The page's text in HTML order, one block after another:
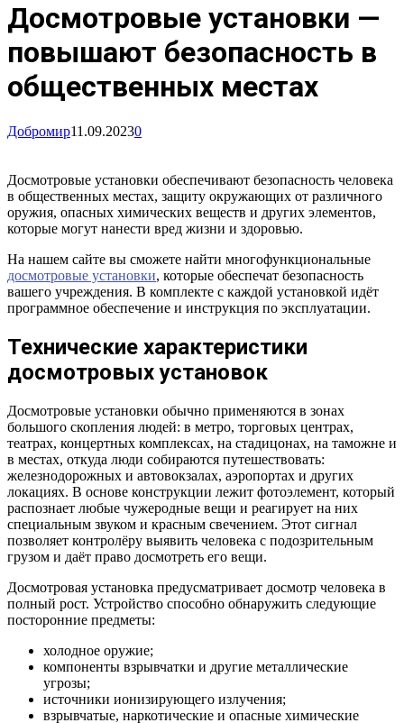
Досмотровые установки —
повышают безопасность в
общественных местах
Добромир11.09.20230
Досмотровые установки обеспечивают безопасность человека
в общественных местах, защиту окружающих от различного
оружия, опасных химических веществ и других элементов,
которые могут нанести вред жизни и здоровью.
На нашем сайте вы сможете найти многофункциональные
досмотровые установки, которые обеспечат безопасность
вашего учреждения. В комплекте с каждой установкой идёт
программное обеспечение и инструкция по эксплуатации.
Технические характеристики
досмотровых установок
Досмотровые установки обычно применяются в зонах
большого скопления людей: в метро, торговых центрах,
театрах, концертных комплексах, на стадицонах, на таможне и
в местах, откуда люди собираются путешествовать:
железнодорожных и автовокзалах, аэропортах и других
локациях. В основе конструкции лежит фотоэлемент, который
распознает любые чужеродные вещи и реагирует на них
специальным звуком и красным свечением. Этот сигнал
позволяет контролёру выявить человека с подозрительным
грузом и даёт право досмотреть его вещи.
Досмотровая установка предусматривает досмотр человека в
полный рост. Устройство способно обнаружить следующие
посторонние предметы:
холодное оружие;
компоненты взрывчатки и другие металлические
угрозы;
источники ионизирующего излучения;
взрывчатые, наркотические и опасные химические